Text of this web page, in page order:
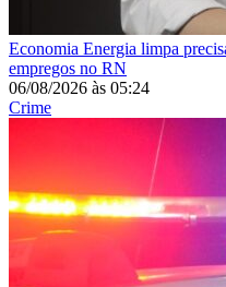
Economia Energia limpa
empregos no RN
06/08/2026 às 05:24
Crime